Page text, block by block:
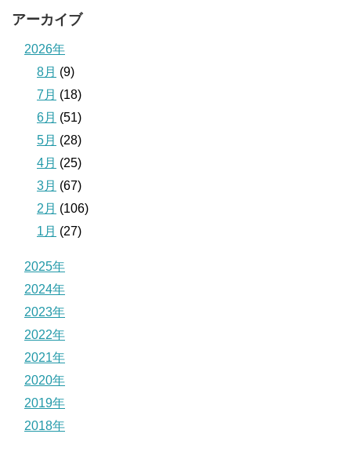
アーカイブ
2026年
8月 (9)
7月 (18)
6月 (51)
5月 (28)
4月 (25)
3月 (67)
2月 (106)
1月 (27)
2025年
2024年
2023年
2022年
2021年
2020年
2019年
2018年